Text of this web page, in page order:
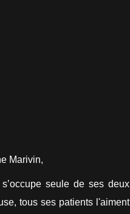
Marivin,
seule de ses deux
tous ses patients l'aiment